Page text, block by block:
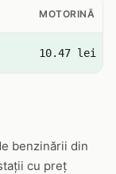
MOTORINĂ
10.47 lei
benzinării din
cu preț